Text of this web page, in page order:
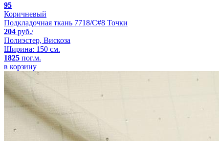
95
Коричневый
Подкладочная ткань 7718/C#8 Точки
204 руб./
Полиэстер, Вискоза
Ширина: 150 см.
1825 пог.м.
в корзину